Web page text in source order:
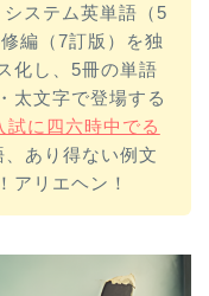
ステム英単語（5
編（7訂版）を独
化し、5冊の単語
太文字で登場する
試に四六時中でる
、あり得ない例文
アリエヘン！